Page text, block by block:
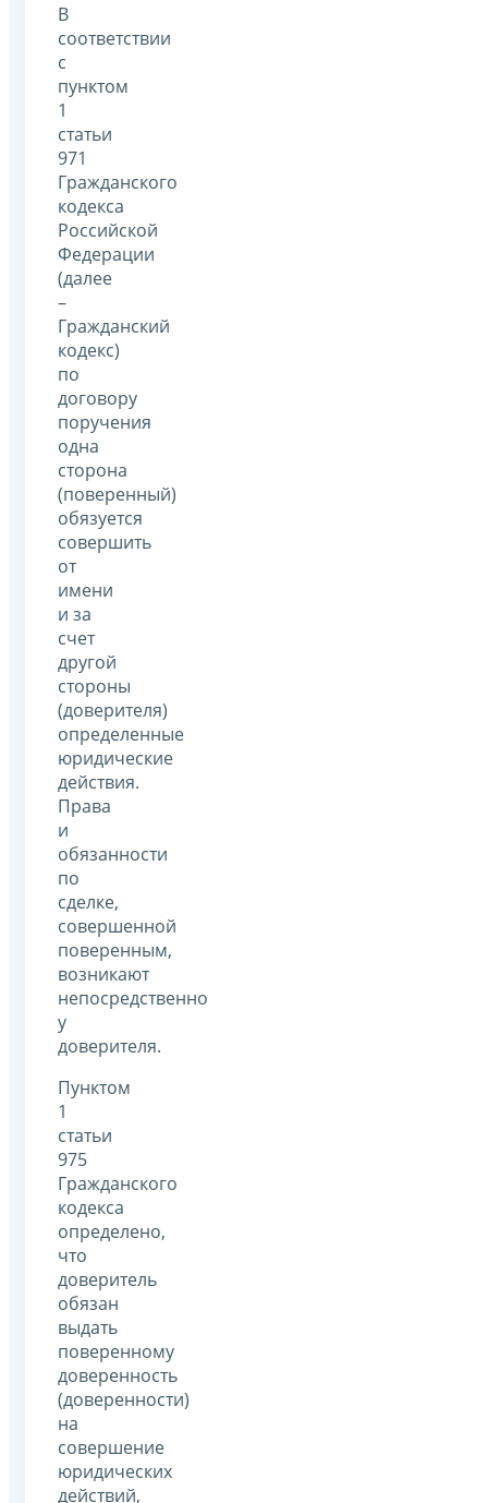
В
соответствии
с
пунктом
1
статьи
971
Гражданского
кодекса
Российской
Федерации
(далее
–
Гражданский
кодекс)
по
договору
поручения
одна
сторона
(поверенный)
обязуется
совершить
от
имени
и за
счет
другой
стороны
(доверителя)
определенные
юридические
действия.
Права
и
обязанности
по
сделке,
совершенной
поверенным,
возникают
непосредственно
у
доверителя.
Пунктом
1
статьи
975
Гражданского
кодекса
определено,
что
доверитель
обязан
выдать
поверенному
доверенность
(доверенности)
на
совершение
юридических
действий,